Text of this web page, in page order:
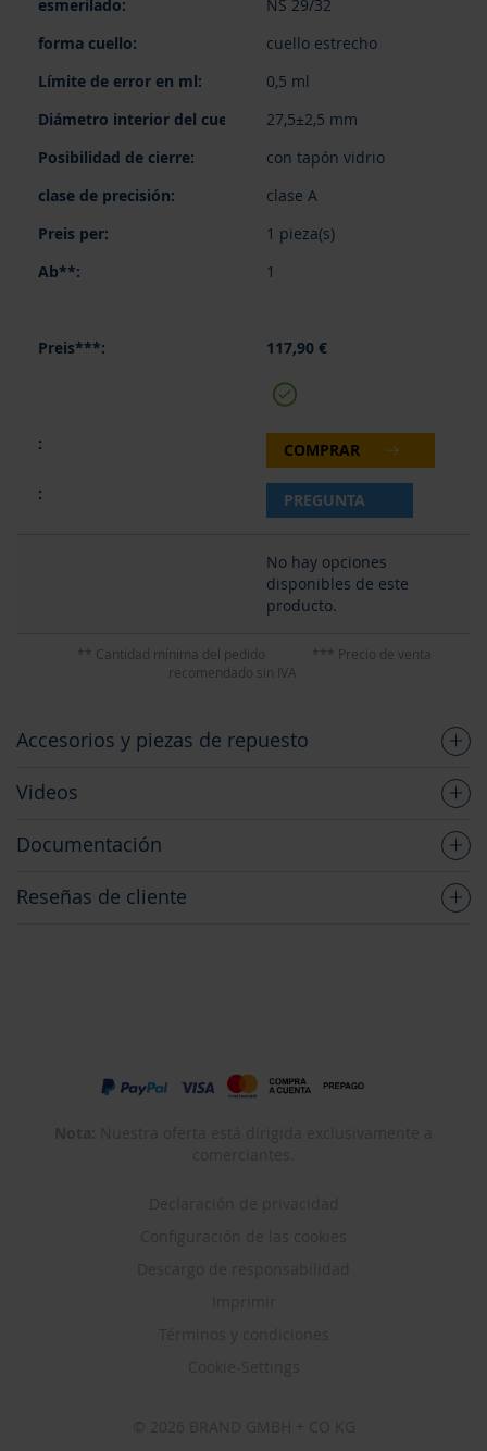
NS 29/32
cuello estrecho
0,5 ml
27,5±2,5 mm
con tapón vidrio
clase A
1 pieza(s)
1
117,90 €
COMPRAR
PREGUNTA
No hay opciones
disponibles de este
producto.
** Cantidad mínima del pedido
*** Precio de venta
recomendado sin IVA
Accesorios y piezas de repuesto
Videos
Documentación
Reseñas de cliente